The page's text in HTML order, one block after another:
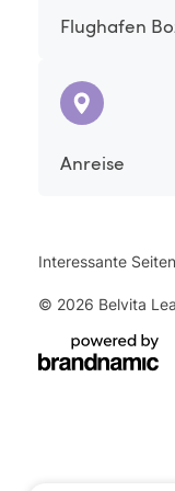
Flughafen
Anreise
Interessante Seiten
© 2026 Belvita